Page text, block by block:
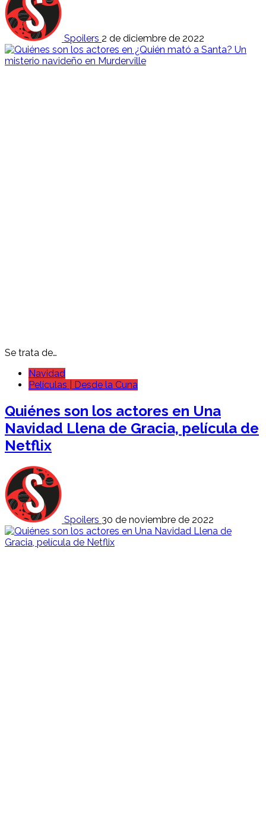
Spoilers 2 de diciembre de 2022
Se trata de…
Navidad
Películas | Desde la Cuna
Quiénes son los actores en Una
Navidad Llena de Gracia, película de
Netflix
Spoilers 30 de noviembre de 2022